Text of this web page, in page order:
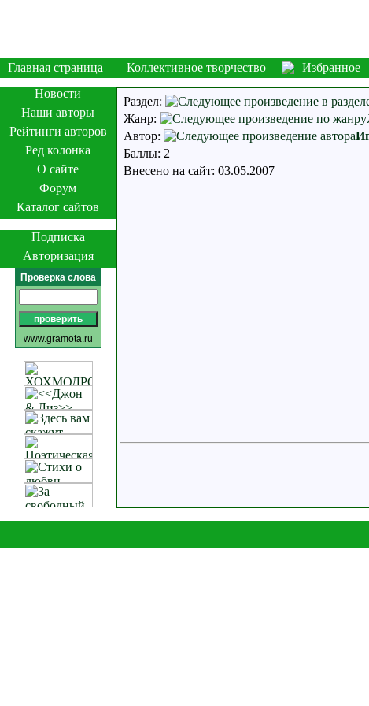
Главная страница Коллективное творчество Избранное
Новости
Наши авторы
Рейтинги авторов
Ред колонка
О сайте
Форум
Каталог сайтов
Подписка
Авторизация
Проверка слова
www.gramota.ru
Раздел:
Жанр:
Автор:
Баллы: 2
Внесено на сайт: 03.05.2007